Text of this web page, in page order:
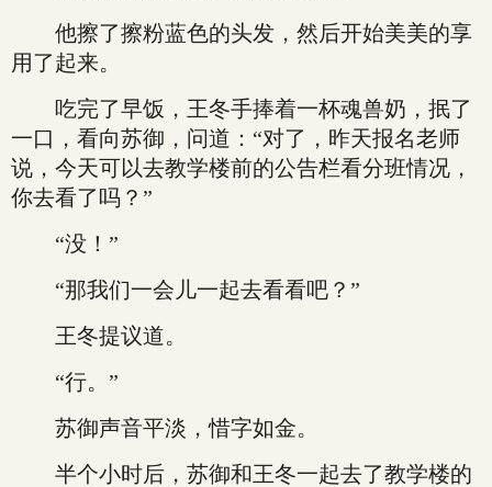
他擦了擦粉蓝色的头发，然后开始美美的享
用了起来。
吃完了早饭，王冬手捧着一杯魂兽奶，抿了
一口，看向苏御，问道：“对了，昨天报名老师
说，今天可以去教学楼前的公告栏看分班情况，
你去看了吗？”
“没！”
“那我们一会儿一起去看看吧？”
王冬提议道。
“行。”
苏御声音平淡，惜字如金。
半个小时后，苏御和王冬一起去了教学楼的